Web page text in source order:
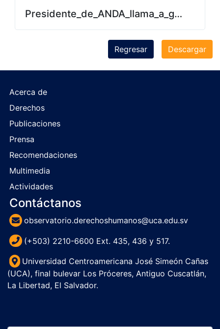
Descargar
Regresar
Acerca de
Derechos
Publicaciones
Prensa
Recomendaciones
Multimedia
Actividades
Contáctanos
observatorio.derechoshumanos@uca.edu.sv
(+503) 2210-6600 Ext. 435, 436 y 517.
Universidad Centroamericana José Simeón Cañas
(UCA), final bulevar Los Próceres, Antiguo Cuscatlán,
La Libertad, El Salvador.